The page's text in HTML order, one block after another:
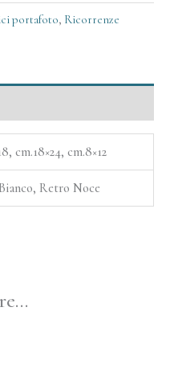
portafoto, Ricorrenze
cm.18×24, cm.8×12
Retro Noce